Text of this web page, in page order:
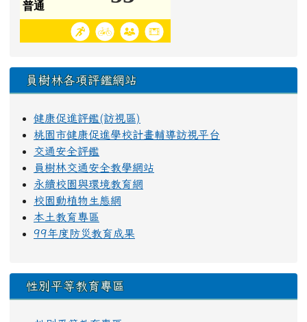
員樹林各項評鑑網站
健康促進評鑑(訪視區)
桃園市健康促進學校計畫輔導訪視平台
交通安全評鑑
員樹林交通安全教學網站
永續校園與環境教育網
校園動植物生態網
本土教育專區
99年度防災教育成果
性別平等教育專區